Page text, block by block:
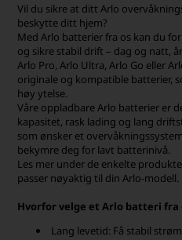
Vil du sikre at ditt Arlo
beskytte ditt hjem?
Med Arlo batterier fra os kan du
og sikre stabil drift – dag og natt,
Arlo Pro, Arlo Ultra, Arlo Go eller
originale og kompatible batterier,
høy ytelse.
Våre oppladbare Arlo batterier er
kapasitet, rask lading og lang
som ønsker et
bekymre deg for lavt batterinivå.
Les mer under de enkelte
passer nøyaktig til din Arlo-modell.
Hvorfor velge et Arlo batteri fra
Lang levetid: Få stabil